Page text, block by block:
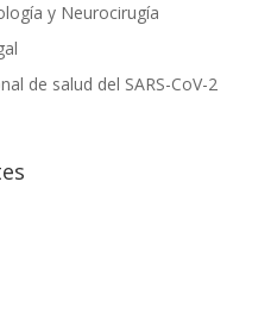
y Neurocirugía
de salud del SARS-CoV-2